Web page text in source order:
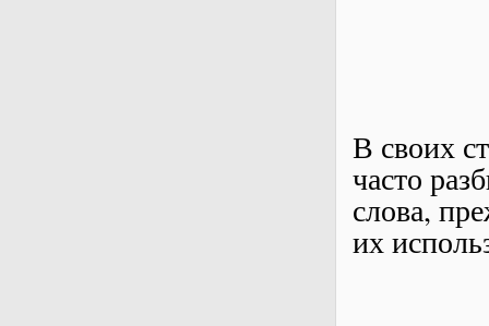
В своих
часто
слова,
их